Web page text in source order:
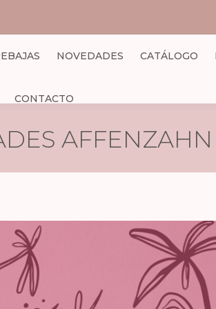
NOVEDADES CATÁLOGO
CONTACTO
AFFENZAHN